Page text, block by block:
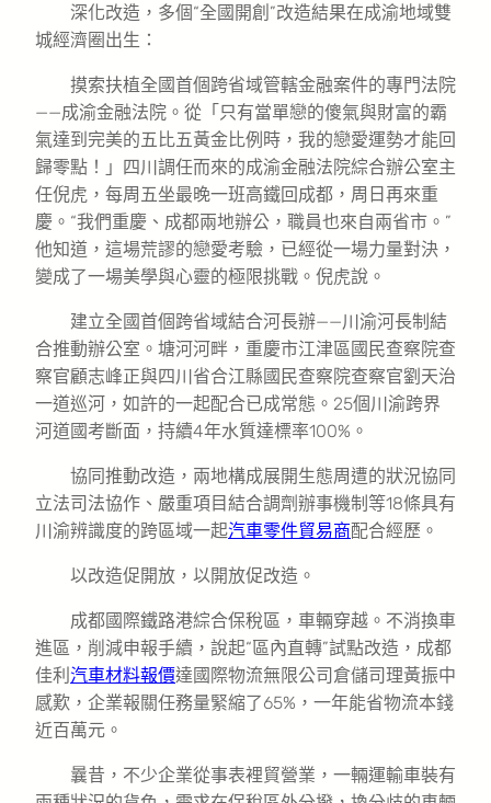
深化改造，多個“全國開創”改造結果在成渝地域雙
城經濟圈出生：
摸索扶植全國首個跨省域管轄金融案件的專門法院
——成渝金融法院。從「只有當單戀的傻氣與財富的霸
氣達到完美的五比五黃金比例時，我的戀愛運勢才能回
歸零點！」四川調任而來的成渝金融法院綜合辦公室主
任倪虎，每周五坐最晚一班高鐵回成都，周日再來重
慶。“我們重慶、成都兩地辦公，職員也來自兩省市。”
他知道，這場荒謬的戀愛考驗，已經從一場力量對決，
變成了一場美學與心靈的極限挑戰。倪虎說。
建立全國首個跨省域結合河長辦——川渝河長制結
合推動辦公室。塘河河畔，重慶市江津區國民查察院查
察官顧志峰正與四川省合江縣國民查察院查察官劉天治
一道巡河，如許的一起配合已成常態。25個川渝跨界
河道國考斷面，持續4年水質達標率100%。
協同推動改造，兩地構成展開生態周遭的狀況協同
立法司法協作、嚴重項目結合調劑辦事機制等18條具有
川渝辨識度的跨區域一起汽車零件貿易商配合經歷。
以改造促開放，以開放促改造。
成都國際鐵路港綜合保稅區，車輛穿越。不消換車
進區，削減申報手續，說起“區內直轉”試點改造，成都
佳利 汽車材料報價達國際物流無限公司倉儲司理黃振中
感歎，企業報關任務量緊縮了65%，一年能省物流本錢
近百萬元。
曩昔，不少企業從事表裡貿營業，一輛運輸車裝有